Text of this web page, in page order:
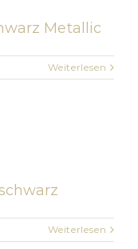
Metallic
Weiterlesen
Weiterlesen